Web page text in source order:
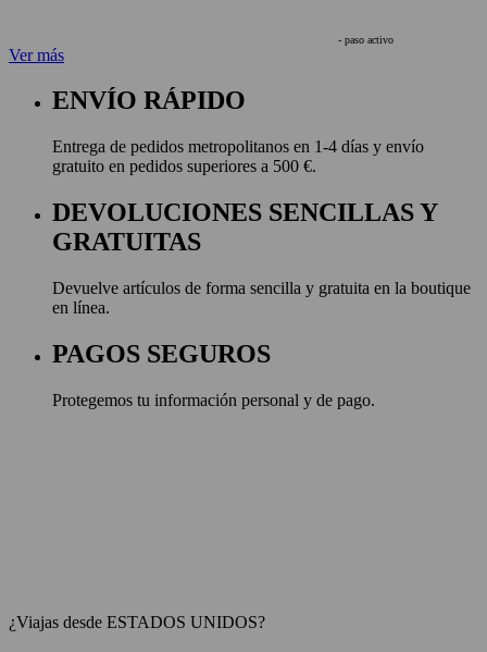
- paso activo
Ver más
ENVÍO RÁPIDO
Entrega de pedidos metropolitanos en 1-4 días y envío
gratuito en pedidos superiores a 500 €.
DEVOLUCIONES SENCILLAS Y
GRATUITAS
Devuelve artículos de forma sencilla y gratuita en la boutique
en línea.
PAGOS SEGUROS
Protegemos tu información personal y de pago.
¿Viajas desde ESTADOS UNIDOS?